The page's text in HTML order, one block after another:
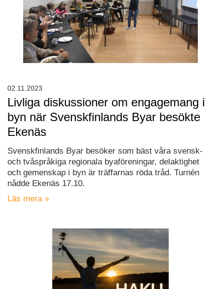
Livliga diskussioner om engagemang i
byn när Svenskfinlands Byar besökte
Ekenäs
Svenskfinlands Byar besöker som bäst våra svensk-
och tvåspråkiga regionala byaföreningar, delaktighet
och gemenskap i byn är träffarnas röda tråd. Turnén
nådde Ekenäs 17.10.
Läs mera »
02.11.2023